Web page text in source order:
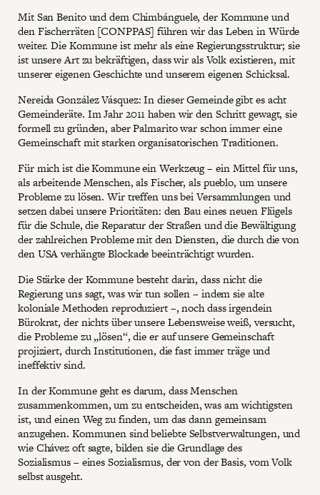
Mit San Benito und dem Chimbánguele, der Kommune und
den Fischerräten [CONPPAS] führen wir das Leben in Würde
weiter. Die Kommune ist mehr als eine Regierungsstruktur; sie
ist unsere Art zu bekräftigen, dass wir als Volk existieren, mit
unserer eigenen Geschichte und unserem eigenen Schicksal.
Nereida González Vásquez: In dieser Gemeinde gibt es acht
Gemeinderäte. Im Jahr 2011 haben wir den Schritt gewagt, sie
formell zu gründen, aber Palmarito war schon immer eine
Gemeinschaft mit starken organisatorischen Traditionen.
Für mich ist die Kommune ein Werkzeug – ein Mittel für uns,
als arbeitende Menschen, als Fischer, als pueblo, um unsere
Probleme zu lösen. Wir treffen uns bei Versammlungen und
setzen dabei unsere Prioritäten: den Bau eines neuen Flügels
für die Schule, die Reparatur der Straßen und die Bewältigung
der zahlreichen Probleme mit den Diensten, die durch die von
den USA verhängte Blockade beeinträchtigt wurden.
Die Stärke der Kommune besteht darin, dass nicht die
Regierung uns sagt, was wir tun sollen – indem sie alte
koloniale Methoden reproduziert –, noch dass irgendein
Bürokrat, der nichts über unsere Lebensweise weiß, versucht,
die Probleme zu „lösen“, die er auf unsere Gemeinschaft
projiziert, durch Institutionen, die fast immer träge und
ineffektiv sind.
In der Kommune geht es darum, dass Menschen
zusammenkommen, um zu entscheiden, was am wichtigsten
ist, und einen Weg zu finden, um das dann gemeinsam
anzugehen. Kommunen sind beliebte Selbstverwaltungen, und
wie Chávez oft sagte, bilden sie die Grundlage des
Sozialismus – eines Sozialismus, der von der Basis, vom Volk
selbst ausgeht.